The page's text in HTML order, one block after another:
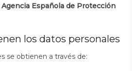
Agencia Española de Protección
los datos personales
se obtienen a través de: